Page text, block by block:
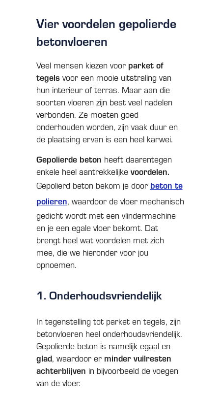
Vier voordelen gepolierde
betonvloeren
Veel mensen kiezen voorparket of
tegelsvoor een mooie uitstraling van
hun interieur of terras. Maar aan die
soorten vloeren zijn best veel nadelen
verbonden. Ze moeten goed
onderhouden worden, zijn vaak duur en
de plaatsing ervan is een heel karwei.
Gepolierde beton heeft daarentegen
enkele heel aantrekkelijke voordelen.
Gepolierd beton bekom je door beton te
polieren, waardoor de vloer mechanisch
gedicht wordt met een vlindermachine
en je een egale vloer bekomt. Dat
brengt heel wat voordelen met zich
mee, die we hieronder voor jou
opnoemen.
1. Onderhoudsvriendelijk
In tegenstelling tot parket en tegels, zijn
betonvloeren heel onderhoudsvriendelijk.
Gepolierde beton is namelijk egaal en
glad, waardoor er minder vuilresten
achterblijven in bijvoorbeeld de voegen
van de vloer.